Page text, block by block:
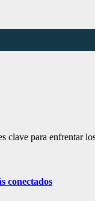
clave para
conectados